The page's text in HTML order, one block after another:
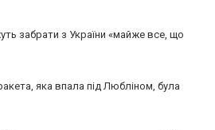
забрати з України «майже все, що
яка впала під Любліном, була